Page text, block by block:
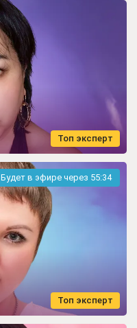
Топ эксперт
Будет в эфире через 55:32
Топ эксперт